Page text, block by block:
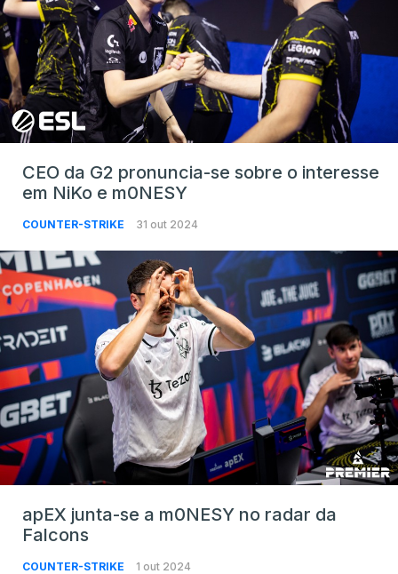
CEO da G2 pronuncia-se sobre o interesse
em NiKo e m0NESY
COUNTER-STRIKE 31 out 2024
apEX junta-se a m0NESY no radar da
Falcons
COUNTER-STRIKE 1 out 2024